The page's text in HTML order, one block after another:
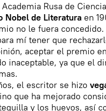
Rusa de
Nobel de Literatura en
no le fuera
mí tener que
aceptar el premio
inaceptable, ya que el
el escritor se hizo
que ha mejorado
y los huevos, así